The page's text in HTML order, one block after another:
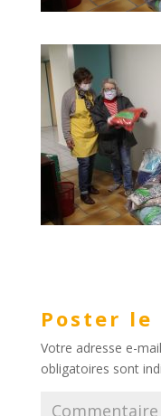
Poster
Votre adresse e-
obligatoires sont